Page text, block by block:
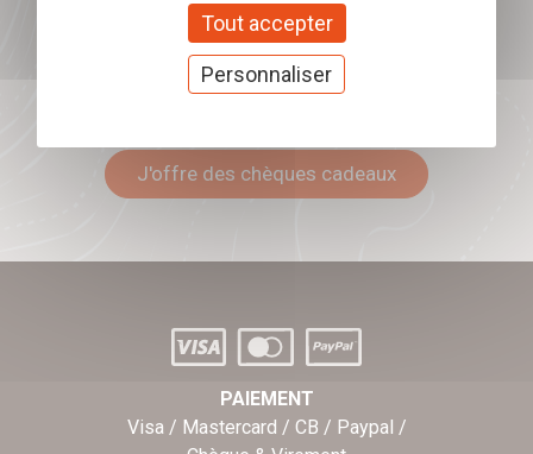
Offrez nos chèques
J'offre des chèques cadeaux
PAIEMENT
Visa / Mastercard / CB / Paypal /
Tout accepter
Personnaliser